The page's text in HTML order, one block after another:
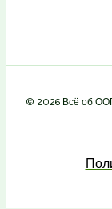
© 2026 Всё об